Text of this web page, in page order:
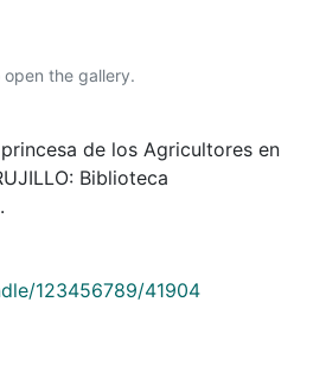
the gallery.
princesa de los Agricultores en
Biblioteca
123456789/41904